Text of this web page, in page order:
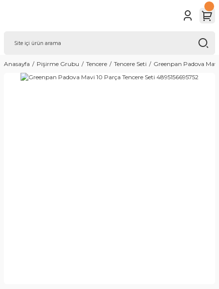
Anasayfa Pişirme Grubu Tencere Tencere Seti Greenpan Padova